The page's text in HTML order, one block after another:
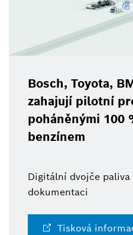
Bosch, Toyota,
zahajují pilotní
poháněnými 100
benzínem
Digitální dvojče
dokumentaci
Tisková